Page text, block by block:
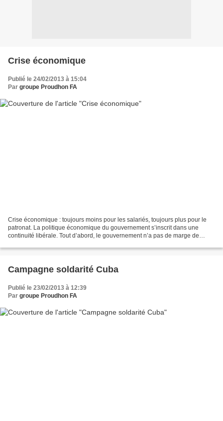
Crise économique
Publié le 24/02/2013 à 15:04
Par groupe Proudhon FA
Crise économique : toujours moins pour les salariés, toujours plus pour le
patronat. La politique économique du gouvernement s’inscrit dans une
continuité libérale. Tout d’abord, le gouvernement n’a pas de marge de
Campagne soldarité Cuba
Publié le 23/02/2013 à 12:39
Par groupe Proudhon FA